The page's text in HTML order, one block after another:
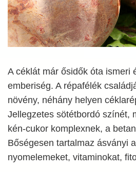
A céklát már ősidők óta ismeri
emberiség. A répafélék
növény, néhány helyen
Jellegzetes sötétbordó színét,
kén-cukor komplexnek, a
Bőségesen tartalmaz ásványi
nyomelemeket, vitaminokat,